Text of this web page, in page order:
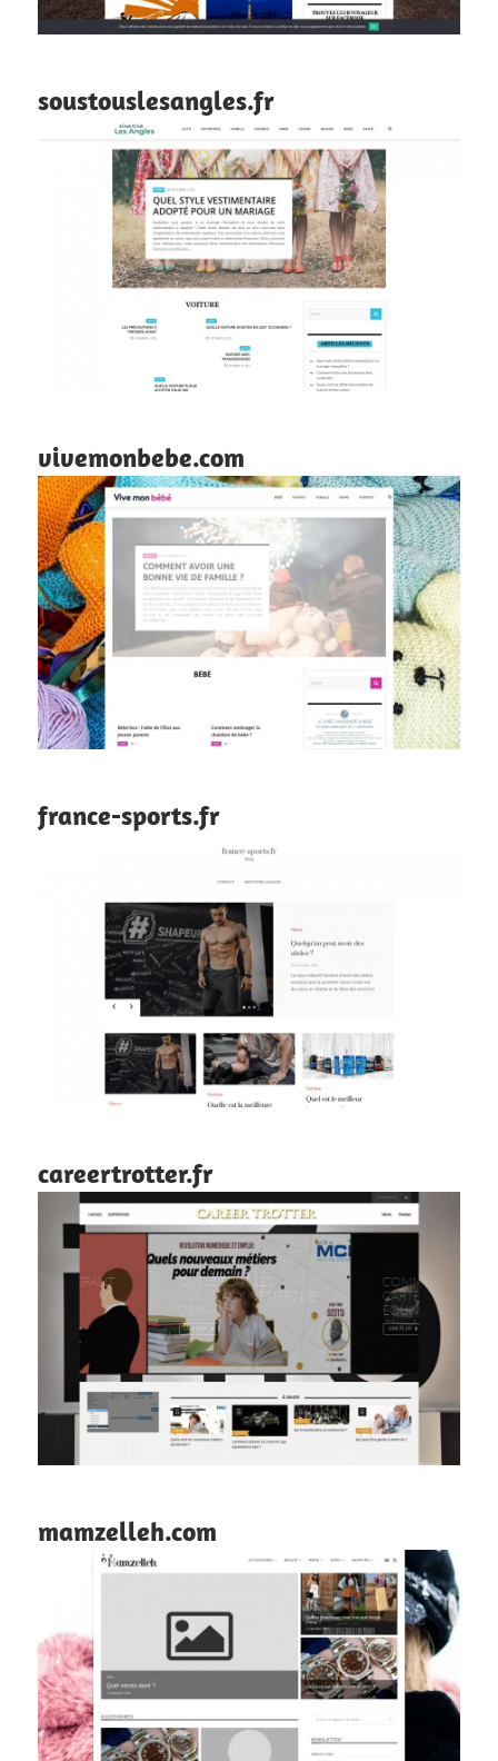
soustouslesangles.fr
vivemonbebe.com
france-sports.fr
careertrotter.fr
mamzelleh.com